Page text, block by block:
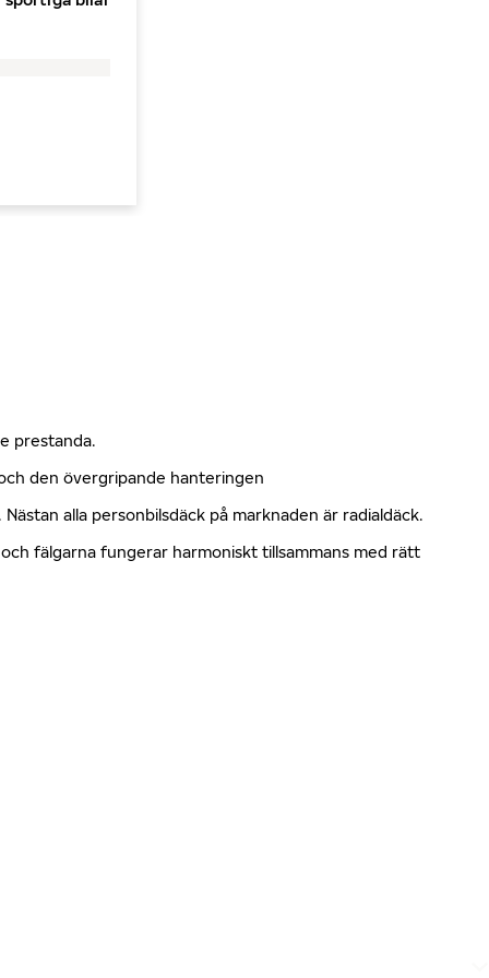
prestanda.
den övergripande hanteringen
alla personbilsdäck på marknaden är radialdäck.
fälgarna fungerar harmoniskt tillsammans med rätt